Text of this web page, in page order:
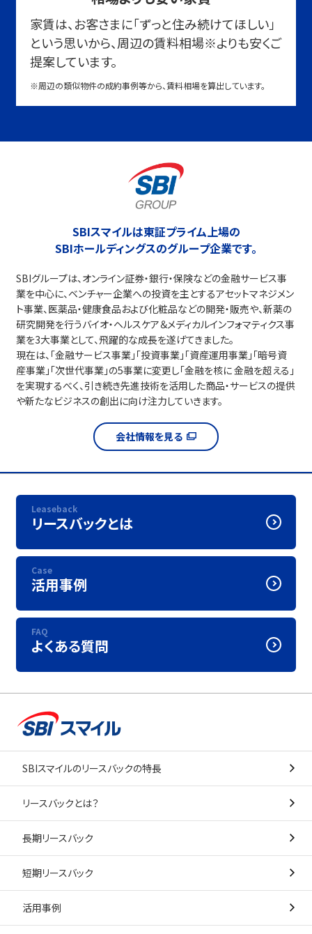
家賃は、お客さまに「ずっと住み続けてほしい」
という思いから、周辺の賃料相場※よりも安くご
提案しています。
※周辺の類似物件の成約事例等から、賃料相場を算出しています。
SBIスマイルは東証プライム上場の
SBIホールディングスのグループ企業です。
SBIグループは、オンライン証券・銀行・保険などの金融サービス事
業を中心に、ベンチャー企業への投資を主とするアセットマネジメン
ト事業、医薬品・健康食品および化粧品などの開発・販売や、新薬の
研究開発を行うバイオ・ヘルスケア＆メディカルインフォマティクス事
業を3大事業として、飛躍的な成長を遂げてきました。
現在は、「金融サービス事業」「投資事業」「資産運用事業」「暗号資
産事業」「次世代事業」の5事業に変更し「金融を核に 金融を超える」
を実現するべく、引き続き先進技術を活用した商品・サービスの提供
や新たなビジネスの創出に向け注力していきます。
会社情報を見る
Leaseback
リースバックとは
Case
活用事例
FAQ
よくある質問
SBIスマイルのリースバックの特長
リースバックとは？
長期リースバック
短期リースバック
活用事例